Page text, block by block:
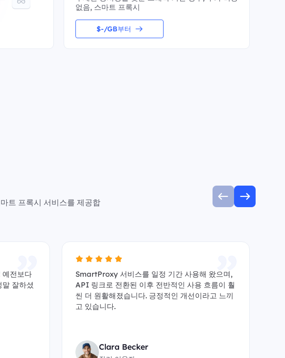
없음, 스마트 프록시
$-/GB부터
트 프록시 서비스를 제공합
예전보다
잘하셨
SmartProxy 서비스를 일정 기간 사용해 왔으며,
API 링크로 전환된 이후 전반적인 사용 흐름이 훨
씬 더 원활해졌습니다. 긍정적인 개선이라고 느끼
고 있습니다.
Clara Becker